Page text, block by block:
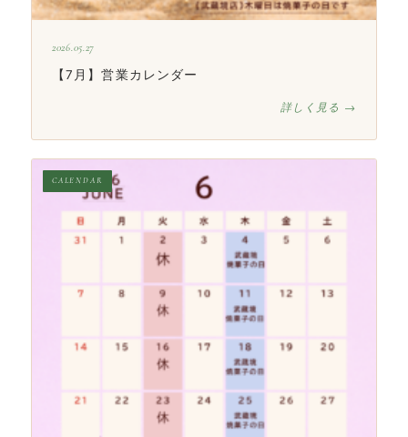
2026.05.27
【7月】営業カレンダー
詳しく見る →
CALENDAR